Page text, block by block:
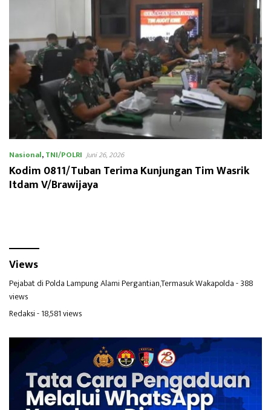
Nasional,TNI/POLRI Juni 26, 2026
Kodim 0811/Tuban Terima Kunjungan Tim Wasrik
Itdam V/Brawijaya
Views
Pejabat di Polda Lampung Alami Pergantian,Termasuk Wakapolda- 388
views
Redaksi- 18,581 views